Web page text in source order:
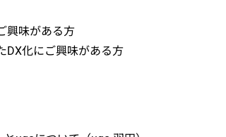
興味がある方
DX化にご興味がある方